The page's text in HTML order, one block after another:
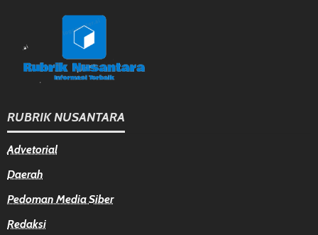
RUBRIK NUSANTARA
Advetorial
Daerah
Pedoman Media Siber
Redaksi